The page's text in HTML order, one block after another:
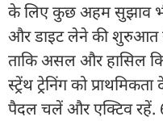
के लिए कुछ अहम सुझाव
और डाइट लेने की
ताकि असल और हासिल
स्ट्रेंथ ट्रेनिंग को
पैदल चलें और एक्टिव रहें.